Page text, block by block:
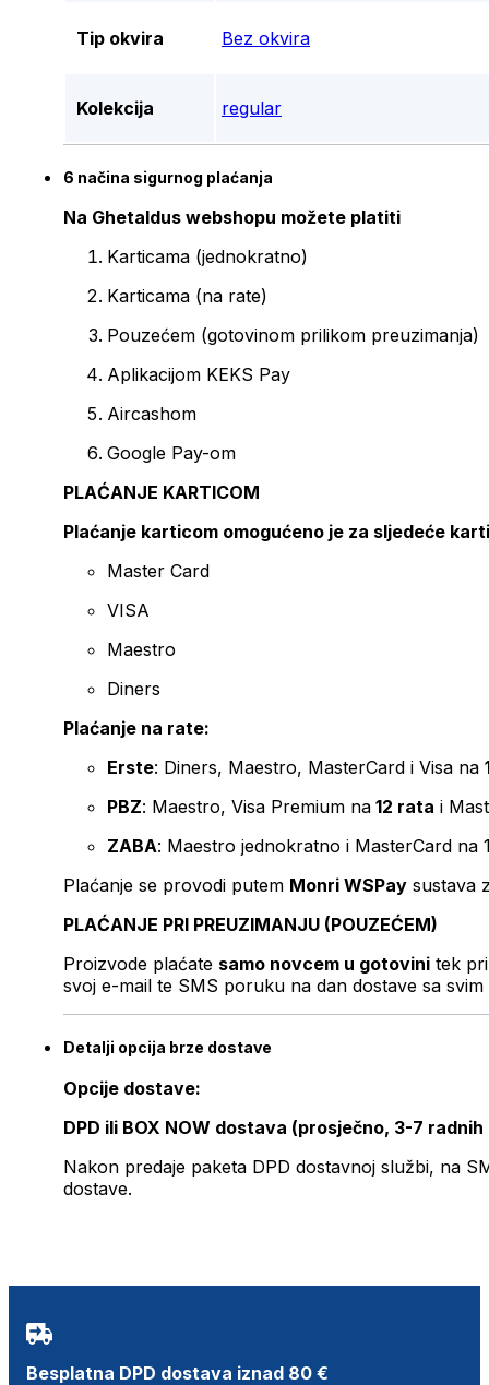
Tip okvira Bez okvira
Kolekcija regular
6 načina sigurnog plaćanja
Na Ghetaldus webshopu možete platiti
Karticama (jednokratno)
Karticama (na rate)
Pouzećem (gotovinom prilikom preuzimanja)
Aplikacijom KEKS Pay
Aircashom
Google Pay-om
PLAĆANJE KARTICOM
Plaćanje karticom omogućeno je za sljedeće
Master Card
VISA
Maestro
Diners
Plaćanje na rate:
Erste: Diners, Maestro, MasterCard i Visa na
PBZ: Maestro, Visa Premium na 12 rata i
ZABA: Maestro jednokratno i MasterCard na
Plaćanje se provodi putem Monri WSPay sustava
PLAĆANJE PRI PREUZIMANJU (POUZEĆEM)
Proizvode plaćate samo novcem u gotovini tek
svoj e-mail te SMS poruku na dan dostave sa svim
Detalji opcija brze dostave
Opcije dostave:
DPD ili BOX NOW dostava (prosječno, 3-7 radnih
Nakon predaje paketa DPD dostavnoj službi, na
dostave.
Besplatna DPD dostava iznad 80 €